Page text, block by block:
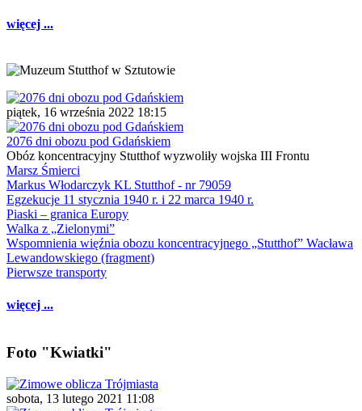
więcej ...
piątek, 16 września 2022 18:15
2076 dni obozu pod Gdańskiem
Obóz koncentracyjny Stutthof wyzwoliły wojska III Frontu
Marsz Śmierci
Markus Włodarczyk KL Stutthof - nr 79059
Egzekucje 11 stycznia 1940 r. i 22 marca 1940 r.
Piaski – granica Europy
Walka z „Zielonymi”
Wspomnienia więźnia obozu koncentracyjnego „Stutthof” Wacława
Lewandowskiego (fragment)
Pierwsze transporty
więcej ...
Foto "Kwiatki"
sobota, 13 lutego 2021 11:08